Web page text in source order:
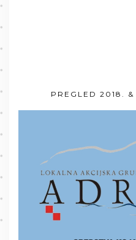
PREGLED 2018.